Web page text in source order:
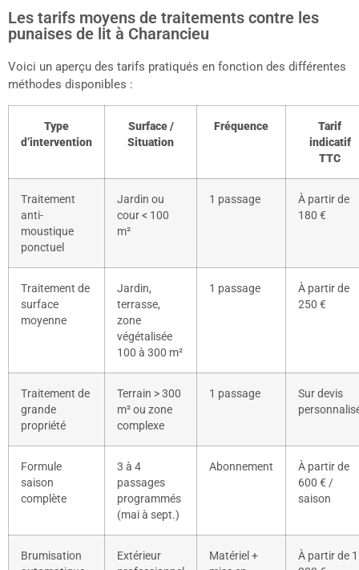
Les tarifs moyens de traitements contre les
punaises de lit à Charancieu
Voici un aperçu des tarifs pratiqués en fonction des différentes
méthodes disponibles :
Type
d’intervention
Surface /
Situation
Fréquence
Tarif
indicatif
TTC
Traitement
anti-
moustique
ponctuel
Jardin ou
cour < 100
m²
1 passage
À partir de
180 €
Traitement de
surface
moyenne
Jardin,
terrasse,
zone
végétalisée
100 à 300 m²
1 passage
À partir de
250 €
Traitement de
grande
propriété
Terrain > 300
m² ou zone
complexe
1 passage
Sur devis
Formule
saison
complète
3 à 4
passages
programmés
(mai à sept.)
Abonnement
À partir de
600 € /
saison
Brumisation
Extérieur
Matériel +
À partir de 1